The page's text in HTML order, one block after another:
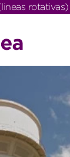
rotativas)